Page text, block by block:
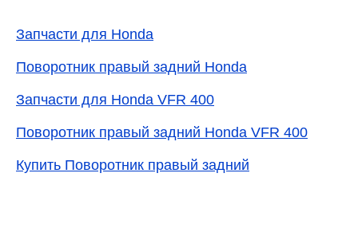
Запчасти для Honda
Поворотник правый задний Honda
Запчасти для Honda VFR 400
Поворотник правый задний Honda VFR 400
Купить Поворотник правый задний